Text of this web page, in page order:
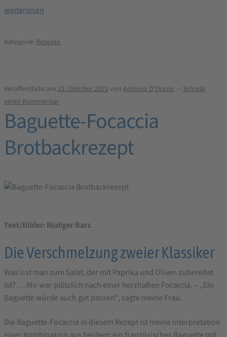
Dinkel-
Brotbackrezept
weiterlesen
Kategorie: Rezepte
Veröffentlicht am 21. Oktober 2021 von Antonio D'Orazio — Schreib
einen Kommentar
Baguette-Focaccia
Brotbackrezept
Text/Bilder: Rüdiger Barz
Die Verschmelzung zweier Klassiker
Was isst man zum Salat, der mit Paprika und Oliven zubereitet
ist? … Mir war plötzlich nach einer herzhaften Focaccia. – „Ein
Baguette würde auch gut passen“, sagte meine Frau.
Die Baguette-Focaccia in diesem Rezept ist meine Interpretation